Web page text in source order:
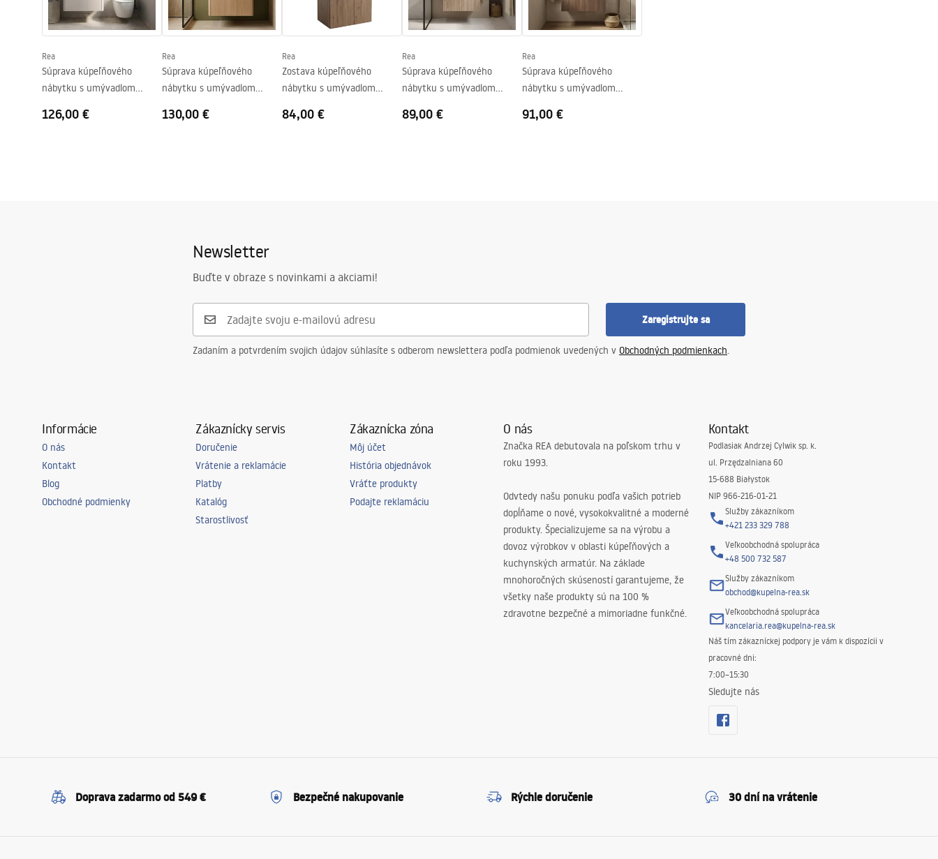
Rea
Súprava kúpeľňového
nábytku s umývadlom
126,00 €
Rea
Súprava kúpeľňového
nábytku s umývadlom
130,00 €
Rea
Zostava kúpeľňového
nábytku s umývadlom
84,00 €
Rea
Súprava kúpeľňového
nábytku s umývadlom
89,00 €
Rea
Súprava kúpeľňového
nábytku s umývadlom
91,00 €
Newsletter
Buďte v obraze s novinkami a akciami!
Zaregistrujte sa
Zadaním a potvrdením svojich údajov súhlasíte s odberom newslettera podľa podmienok uvedených v Obchodných podmienkach.
Informácie
O nás
Kontakt
Blog
Obchodné podmienky
Zákaznícky servis
Doručenie
Vrátenie a reklamácie
Platby
Katalóg
Starostlivosť
Zákaznícka zóna
Môj účet
História objednávok
Vráťte produkty
Podajte reklamáciu
O nás
Značka REA debutovala na poľskom trhu v
roku 1993.
Odvtedy našu ponuku podľa vašich potrieb
dopĺňame o nové, vysokokvalitné a moderné
produkty. Špecializujeme sa na výrobu a
dovoz výrobkov v oblasti kúpeľňových a
kuchynských armatúr. Na základe
mnohoročných skúseností garantujeme, že
všetky naše produkty sú na 100 %
zdravotne bezpečné a mimoriadne funkčné.
Kontakt
Podlasiak Andrzej Cylwik sp. k.
ul. Przędzalniana 60
15-688 Białystok
NIP 966-216-01-21
Služby zákazníkom
+421 233 329 788
Veľkoobchodná spolupráca
+48 500 732 587
Služby zákazníkom
obchod@kupelna-rea.sk
Veľkoobchodná spolupráca
kancelaria.rea@kupelna-rea.sk
Náš tím zákazníckej podpory je vám k dispozícii v
pracovné dni:
7:00–15:30
Sledujte nás
Doprava zadarmo od 549 € Bezpečné nakupovanie Rýchle doručenie 30 dní na vrátenie